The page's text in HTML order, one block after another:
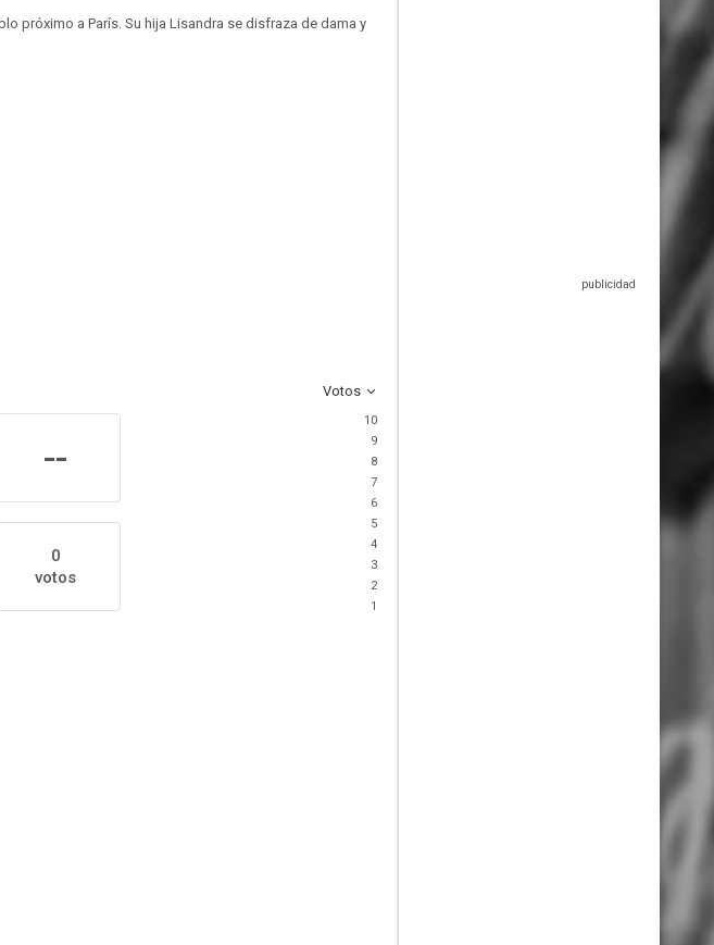
próximo a París. Su hija Lisandra se disfraza de dama y
Votos
--
0
votos
10
9
8
7
6
5
4
3
2
1